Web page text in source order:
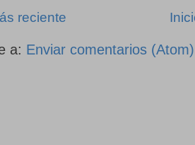
reciente
a: Enviar comentarios (Atom)